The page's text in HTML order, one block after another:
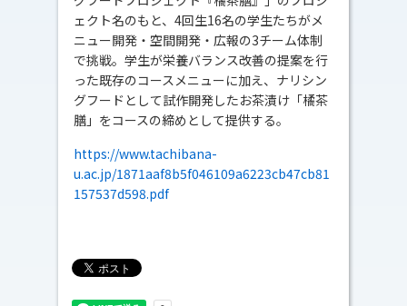
ェクト名のもと、4回生16名の学生たちがメ
ニュー開発・空間開発・広報の3チーム体制
で挑戦。学生が栄養バランス改善の提案を行
った既存のコースメニューに加え、ナリシン
グフードとして試作開発したお茶漬け「橘茶
膳」をコースの締めとして提供する。
https://www.tachibana-
u.ac.jp/1871aaf8b5f046109a6223cb47cb81
157537d598.pdf